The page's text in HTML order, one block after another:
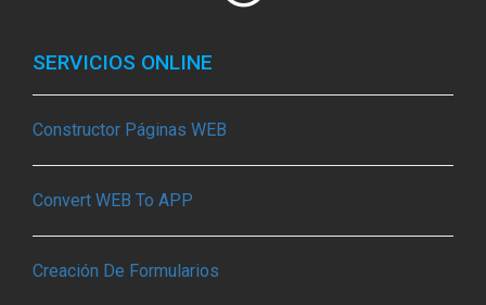
SERVICIOS ONLINE
Constructor Páginas WEB
Convert WEB To APP
Creación De Formularios